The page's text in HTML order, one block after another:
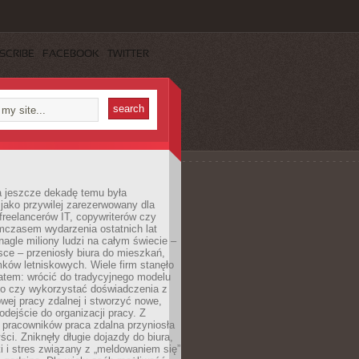
FACEBOOK TWITTER
jeszcze dekadę temu była
przywilej zarezerwowany dla
IT, copywriterów czy
wydarzenia ostatnich lat
miliony ludzi na całym świecie –
– przeniosły biura do mieszkań,
letniskowych. Wiele firm stanęło
wrócić do tradycyjnego modelu
czy wykorzystać doświadczenia z
pracy zdalnej i stworzyć nowe,
do organizacji pracy. Z
praca zdalna przyniosła
Zniknęły długie dojazdy do biura,
i stres związany z „meldowaniem się”